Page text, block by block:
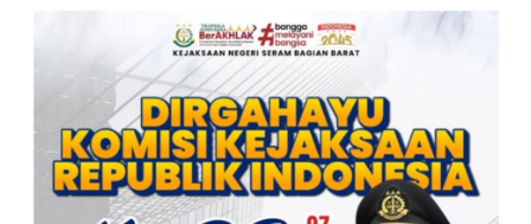
KEJAKSAAN RI KE- 20 TAHUN.